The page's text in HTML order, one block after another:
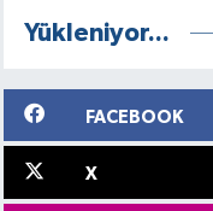
Yükleniyor...
FACEBOOK
X